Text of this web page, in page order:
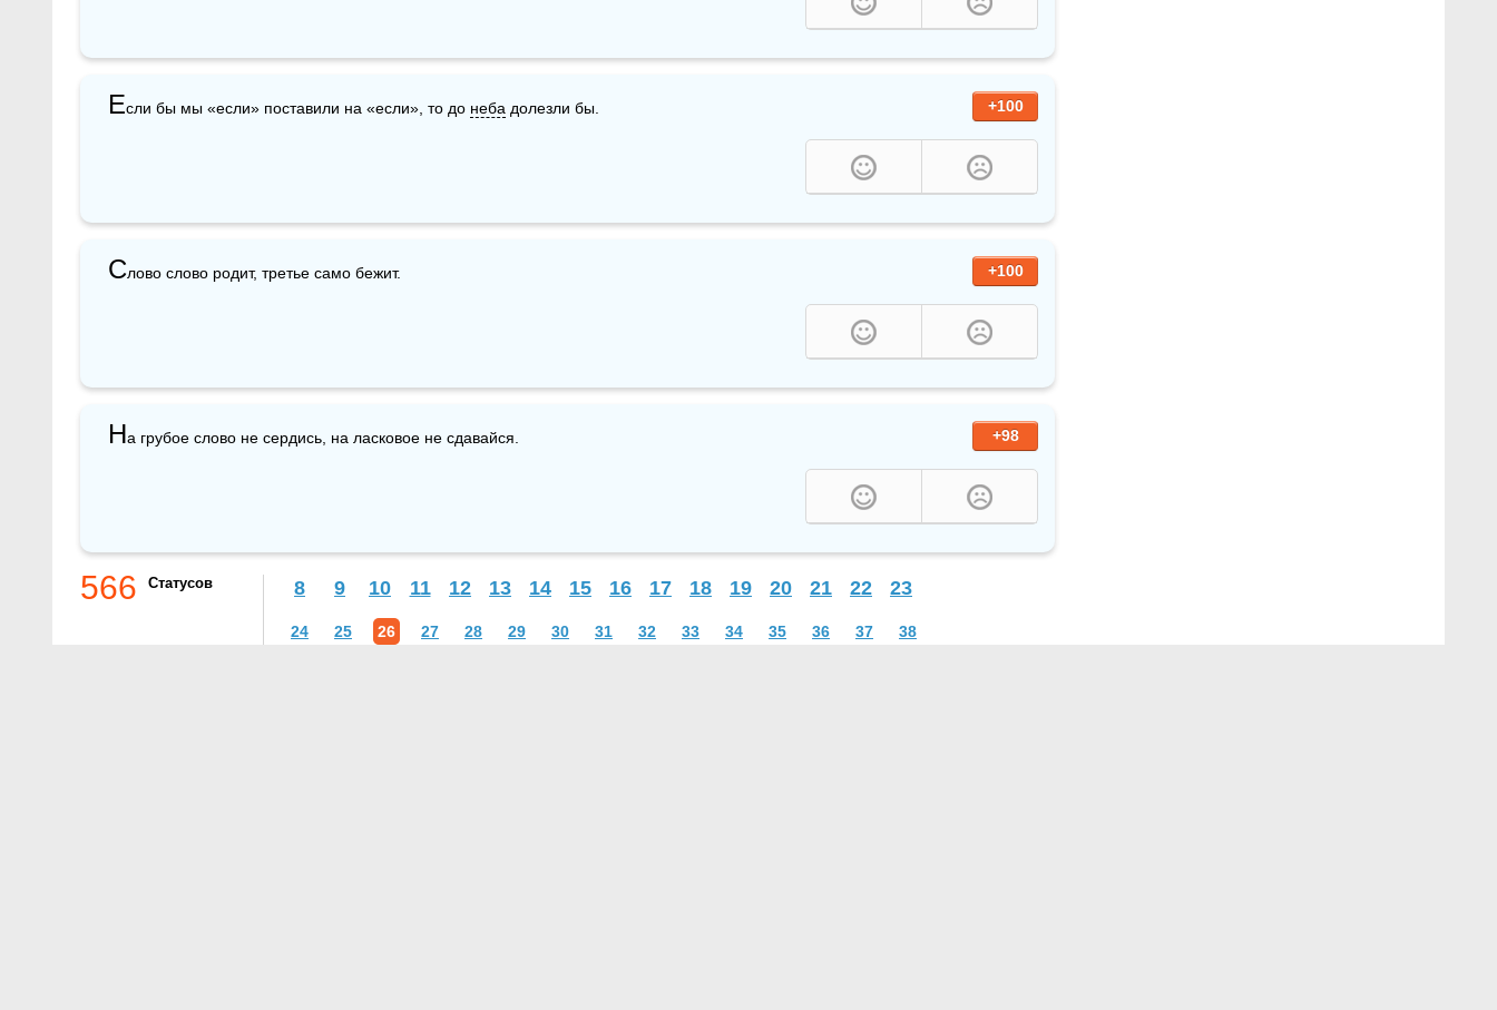
+100
Если бы мы «если» поставили на «если», то до неба долезли бы.
+100
Слово слово родит, третье само бежит.
+98
На грубое слово не сердись, на ласковое не сдавайся.
566 Статусов 8 9 10 11 12 13 14 15 16 17 18 19 20 21 22 23
24 25 26 27 28 29 30 31 32 33 34 35 36 37 38